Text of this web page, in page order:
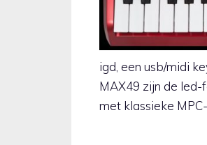
igd, een usb/midi
MAX49 zijn de led-
met klassieke